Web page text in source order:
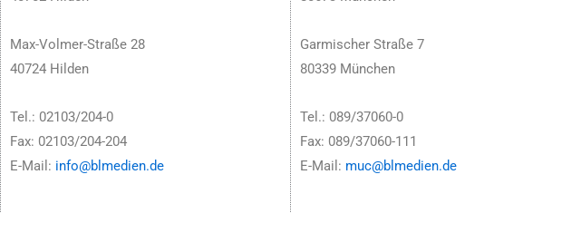
Max-Volmer-Straße 28
40724 Hilden
Tel.: 02103/204-0
Fax: 02103/204-204
E-Mail: info@blmedien.de
Garmischer Straße 7
80339 München
Tel.: 089/37060-0
Fax: 089/37060-111
E-Mail: muc@blmedien.de